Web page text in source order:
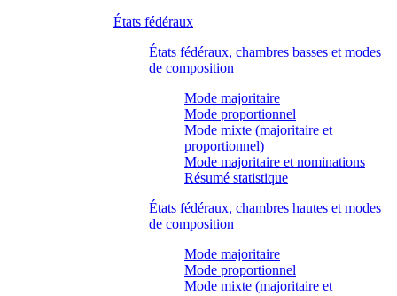
États fédéraux
États fédéraux, chambres basses et modes
de composition
Mode majoritaire
Mode proportionnel
Mode mixte (majoritaire et
proportionnel)
Mode majoritaire et nominations
Résumé statistique
États fédéraux, chambres hautes et modes
de composition
Mode majoritaire
Mode proportionnel
Mode mixte (majoritaire et